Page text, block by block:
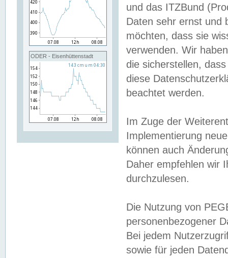
ODER - Eisenhüttenstadt
und das ITZBund
Daten sehr ernst und
möchten, dass sie
verwenden. Wir
die sicherstellen,
diese
beachtet werden.
Im Zuge der
Implementierung
können auch
Daher empfehlen wir
durchzulesen.
Die Nutzung von
personenbezogener
Bei jedem
sowie für jeden